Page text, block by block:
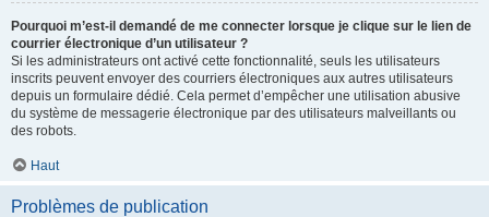
Pourquoi m’est-il demandé de me connecter lorsque je clique sur le lien de
courrier électronique d’un utilisateur ?
Si les administrateurs ont activé cette fonctionnalité, seuls les utilisateurs
inscrits peuvent envoyer des courriers électroniques aux autres utilisateurs
depuis un formulaire dédié. Cela permet d’empêcher une utilisation abusive
du système de messagerie électronique par des utilisateurs malveillants ou
des robots.
Haut
Problèmes de publication